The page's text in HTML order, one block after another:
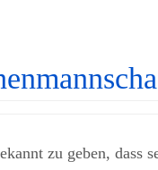
zu geben, dass